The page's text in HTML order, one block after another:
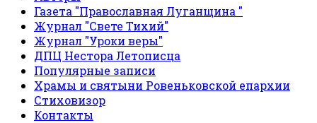
Газета "Православная Луганщина "
Журнал "Свете Тихий"
Журнал "Уроки веры"
ДПЦ Нестора Летописца
Популярные записи
Храмы и святыни Ровеньковской епархии
Стиховизор
Контакты